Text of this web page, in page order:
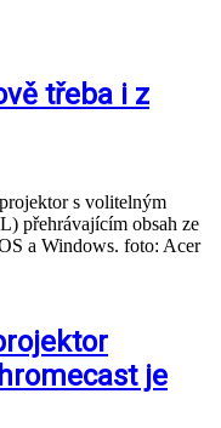
třeba i z
s volitelným
přehrávajícím obsah ze
a Windows. foto: Acer
je